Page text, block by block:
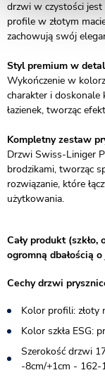
drzwi w czystości
profile w złotym
zachowują swój
Styl premium w
Wykończenie w
charakter i doskonale
łazienek, tworząc
Kompletny zestaw
Drzwi Swiss-Liniger
brodzikami, tworząc
rozwiązanie, które
użytkowania.
Cały produkt
ogromną dbałością
Cechy drzwi
Kolor profili: złoty
Kolor szkła ESG:
Szerokość drzwi
-8cm/+1cm - 162-